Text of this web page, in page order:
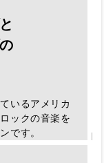
いるアメリカ
ックの音楽を
です。